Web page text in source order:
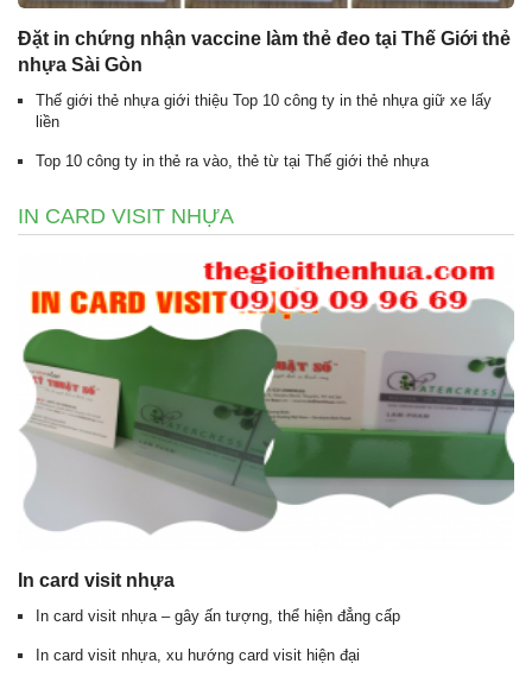
Đặt in chứng nhận vaccine làm thẻ đeo tại Thế Giới thẻ
nhựa Sài Gòn
Thế giới thẻ nhựa giới thiệu Top 10 công ty in thẻ nhựa giữ xe lấy
liền
Top 10 công ty in thẻ ra vào, thẻ từ tại Thế giới thẻ nhựa
IN CARD VISIT NHỰA
In card visit nhựa
In card visit nhựa – gây ấn tượng, thể hiện đẳng cấp
In card visit nhựa, xu hướng card visit hiện đại